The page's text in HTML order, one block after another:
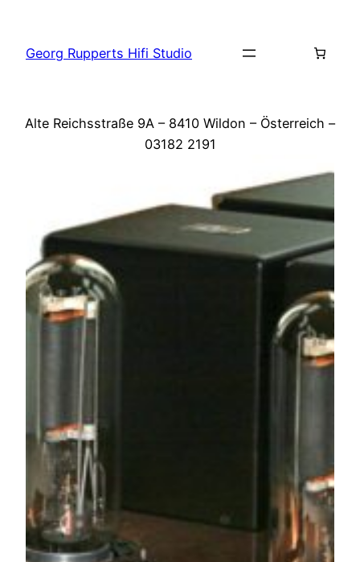
springen
Georg Rupperts Hifi Studio
Alte Reichsstraße 9A – 8410 Wildon – Österreich –
03182 2191